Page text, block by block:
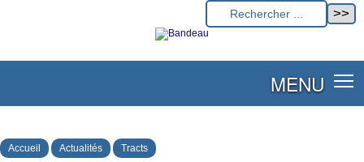
MENU
Accueil Actualités Tracts